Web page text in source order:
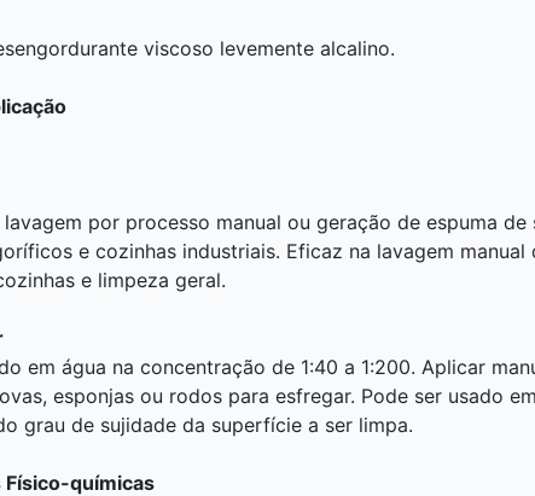
viscoso levemente alcalino.
por processo manual ou geração de espuma
e cozinhas industriais. Eficaz na lavagem manual
e limpeza geral.
em água na concentração de 1:40 a 1:200. Aplicar
esponjas ou rodos para esfregar. Pode ser usado
grau de sujidade da superfície a ser limpa.
Físico-químicas